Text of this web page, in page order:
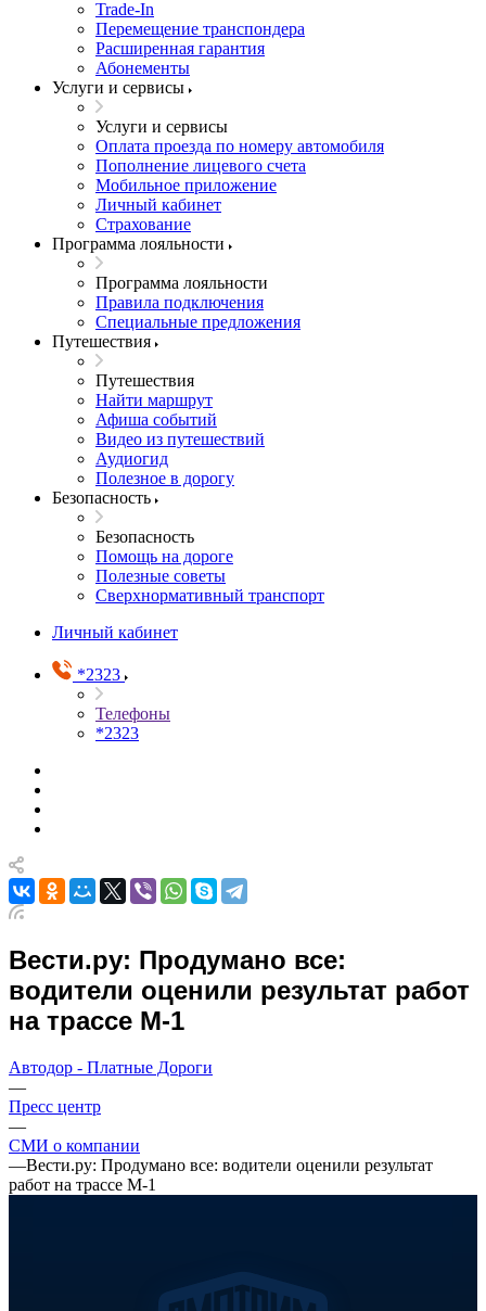
Trade-In
Перемещение транспондера
Расширенная гарантия
Абонементы
Услуги и сервисы
Услуги и сервисы
Оплата проезда по номеру автомобиля
Пополнение лицевого счета
Мобильное приложение
Личный кабинет
Страхование
Программа лояльности
Программа лояльности
Правила подключения
Специальные предложения
Путешествия
Путешествия
Найти маршрут
Афиша событий
Видео из путешествий
Аудиогид
Полезное в дорогу
Безопасность
Безопасность
Помощь на дороге
Полезные советы
Сверхнормативный транспорт
Личный кабинет
*2323
Телефоны
*2323
Вести.ру: Продумано все:
водители оценили результат работ
на трассе М-1
Автодор - Платные Дороги
—
Пресс центр
—
СМИ о компании
—Вести.ру: Продумано все: водители оценили результат
работ на трассе М-1